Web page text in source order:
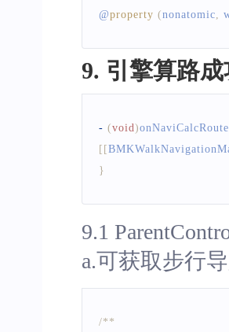
@property (nonatomic
9. 引擎算路
- (void)
[ [
}
9.1
a.可获取步行
/**